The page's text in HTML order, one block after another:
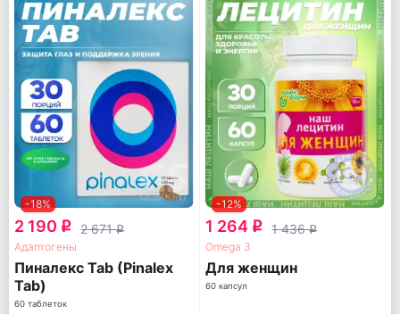
-18%
2 190 q 2 671q
Адаптогены
Пиналекс Tab (Pinalex
Tab)
60 таблеток
-12%
1 264 q 1 436q
Omega 3
Для женщин
60 капсул